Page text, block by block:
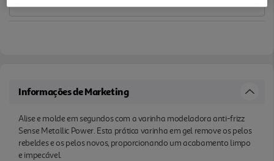
Informações de Marketing
Alise e molde em segundos com a varinha modeladora anti-frizz
Sense Metallic Power. Esta prática varinha em gel remove os pelos
rebeldes e os pelos novos, proporcionando um acabamento limpo
e impecável.